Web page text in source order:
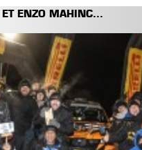
ET ENZO MAHINC...